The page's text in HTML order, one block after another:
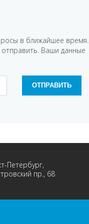
в ближайшее время.
Ваши данные
Петербург,
пр., 68